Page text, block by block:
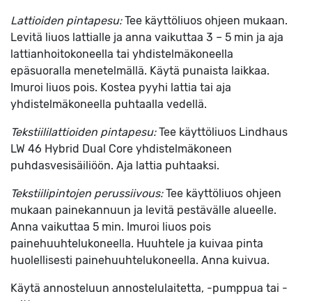
Lattioiden pintapesu:Tee käyttöliuos ohjeen mukaan.
Levitä liuos lattialle ja anna vaikuttaa 3 – 5 min ja aja
lattianhoitokoneella tai yhdistelmäkoneella
epäsuoralla menetelmällä. Käytä punaista laikkaa.
Imuroi liuos pois. Kostea pyyhi lattia tai aja
yhdistelmäkoneella puhtaalla vedellä.
Tekstiililattioiden pintapesu:Tee käyttöliuos Lindhaus
LW 46 Hybrid Dual Core yhdistelmäkoneen
puhdasvesisäiliöön. Aja lattia puhtaaksi.
Tekstiilipintojen perussiivous:Tee käyttöliuos ohjeen
mukaan painekannuun ja levitä pestävälle alueelle.
Anna vaikuttaa 5 min. Imuroi liuos pois
painehuuhtelukoneella. Huuhtele ja kuivaa pinta
huolellisesti painehuuhtelukoneella. Anna kuivua.
Käytä annosteluun annostelulaitetta, -pumppua tai -